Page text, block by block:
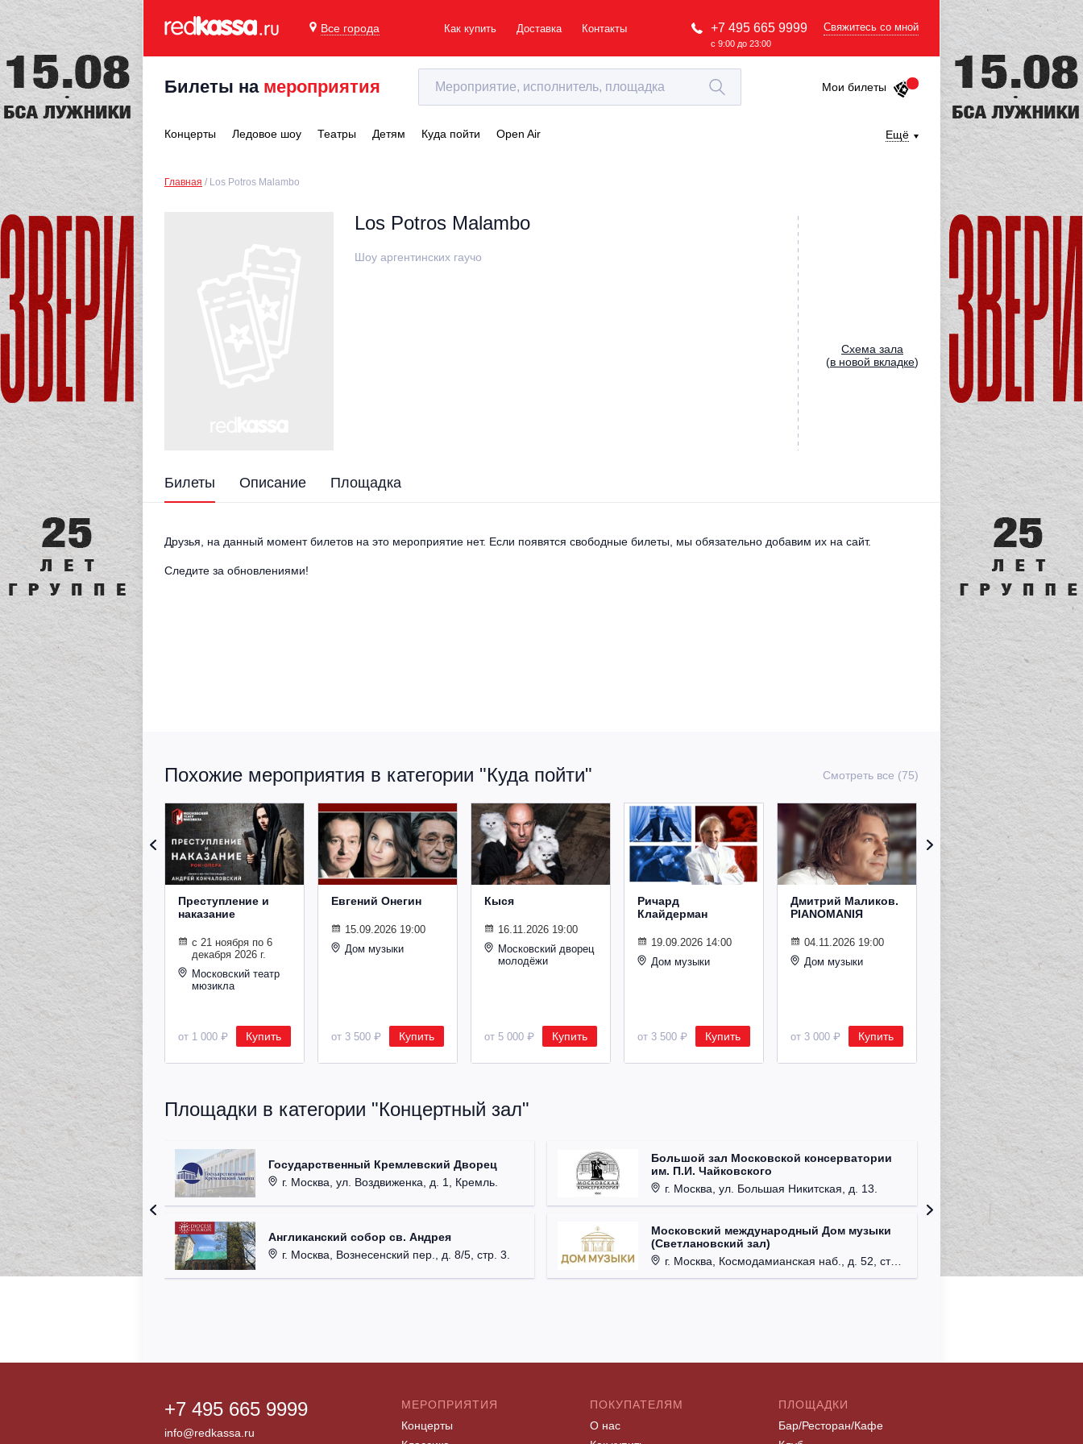
Все города Как купить Доставка Контакты +7 495 665 9999
с 9:00 до 23:00
Свяжитесь со мной
Билеты на мероприятия Мои билеты
Концерты Ледовое шоу Театры Детям Куда пойти Open Air Ещё
Главная Los Potros Malambo
Los Potros Malambo
Шоу аргентинских гаучо
Cхема зала
(в новой вкладке)
Билеты Описание Площадка
Друзья, на данный момент билетов на это мероприятие нет. Если появятся свободные билеты, мы обязательно добавим их на сайт.
Следите за обновлениями!
Похожие мероприятия в категории "Куда пойти" Смотреть все (75)
Преступление и
наказание
с 21 ноября по 6
декабря 2026 г.
Московский театр
мюзикла
от 1 000 ₽ Купить
Евгений Онегин
15.09.2026 19:00
Дом музыки
от 3 500 ₽ Купить
Кыся
16.11.2026 19:00
Московский дворец
молодёжи
от 5 000 ₽ Купить
Ричард
Клайдерман
19.09.2026 14:00
Дом музыки
от 3 500 ₽ Купить
Дмитрий Маликов.
PIANOMANIЯ
04.11.2026 19:00
Дом музыки
от 3 000 ₽ Купить
Рождественский
концерт
Владимира
Спивакова
24.12.2026 19:00
Дом музыки
от 8 500 ₽ Купить
Площадки в категории "Концертный зал"
Государственный Кремлевский Дворец
г. Москва, ул. Воздвиженка, д. 1, Кремль.
Англиканский собор св. Андрея
г. Москва, Вознесенский пер., д. 8/5, стр. 3.
Большой зал Московской консерватории
им. П.И. Чайковского
г. Москва, ул. Большая Никитская, д. 13.
Московский международный Дом музыки
(Светлановский зал)
г. Москва, Космодамианская наб., д. 52, стр. 8.
г.
Клуб
г.
+7 495 665 9999
info@redkassa.ru
МЕРОПРИЯТИЯ
Концерты
ПОКУПАТЕЛЯМ
О нас
ПЛОЩАДКИ
Бар/Ресторан/Кафе